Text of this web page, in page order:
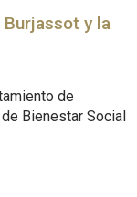
y la
de
Bienestar Social